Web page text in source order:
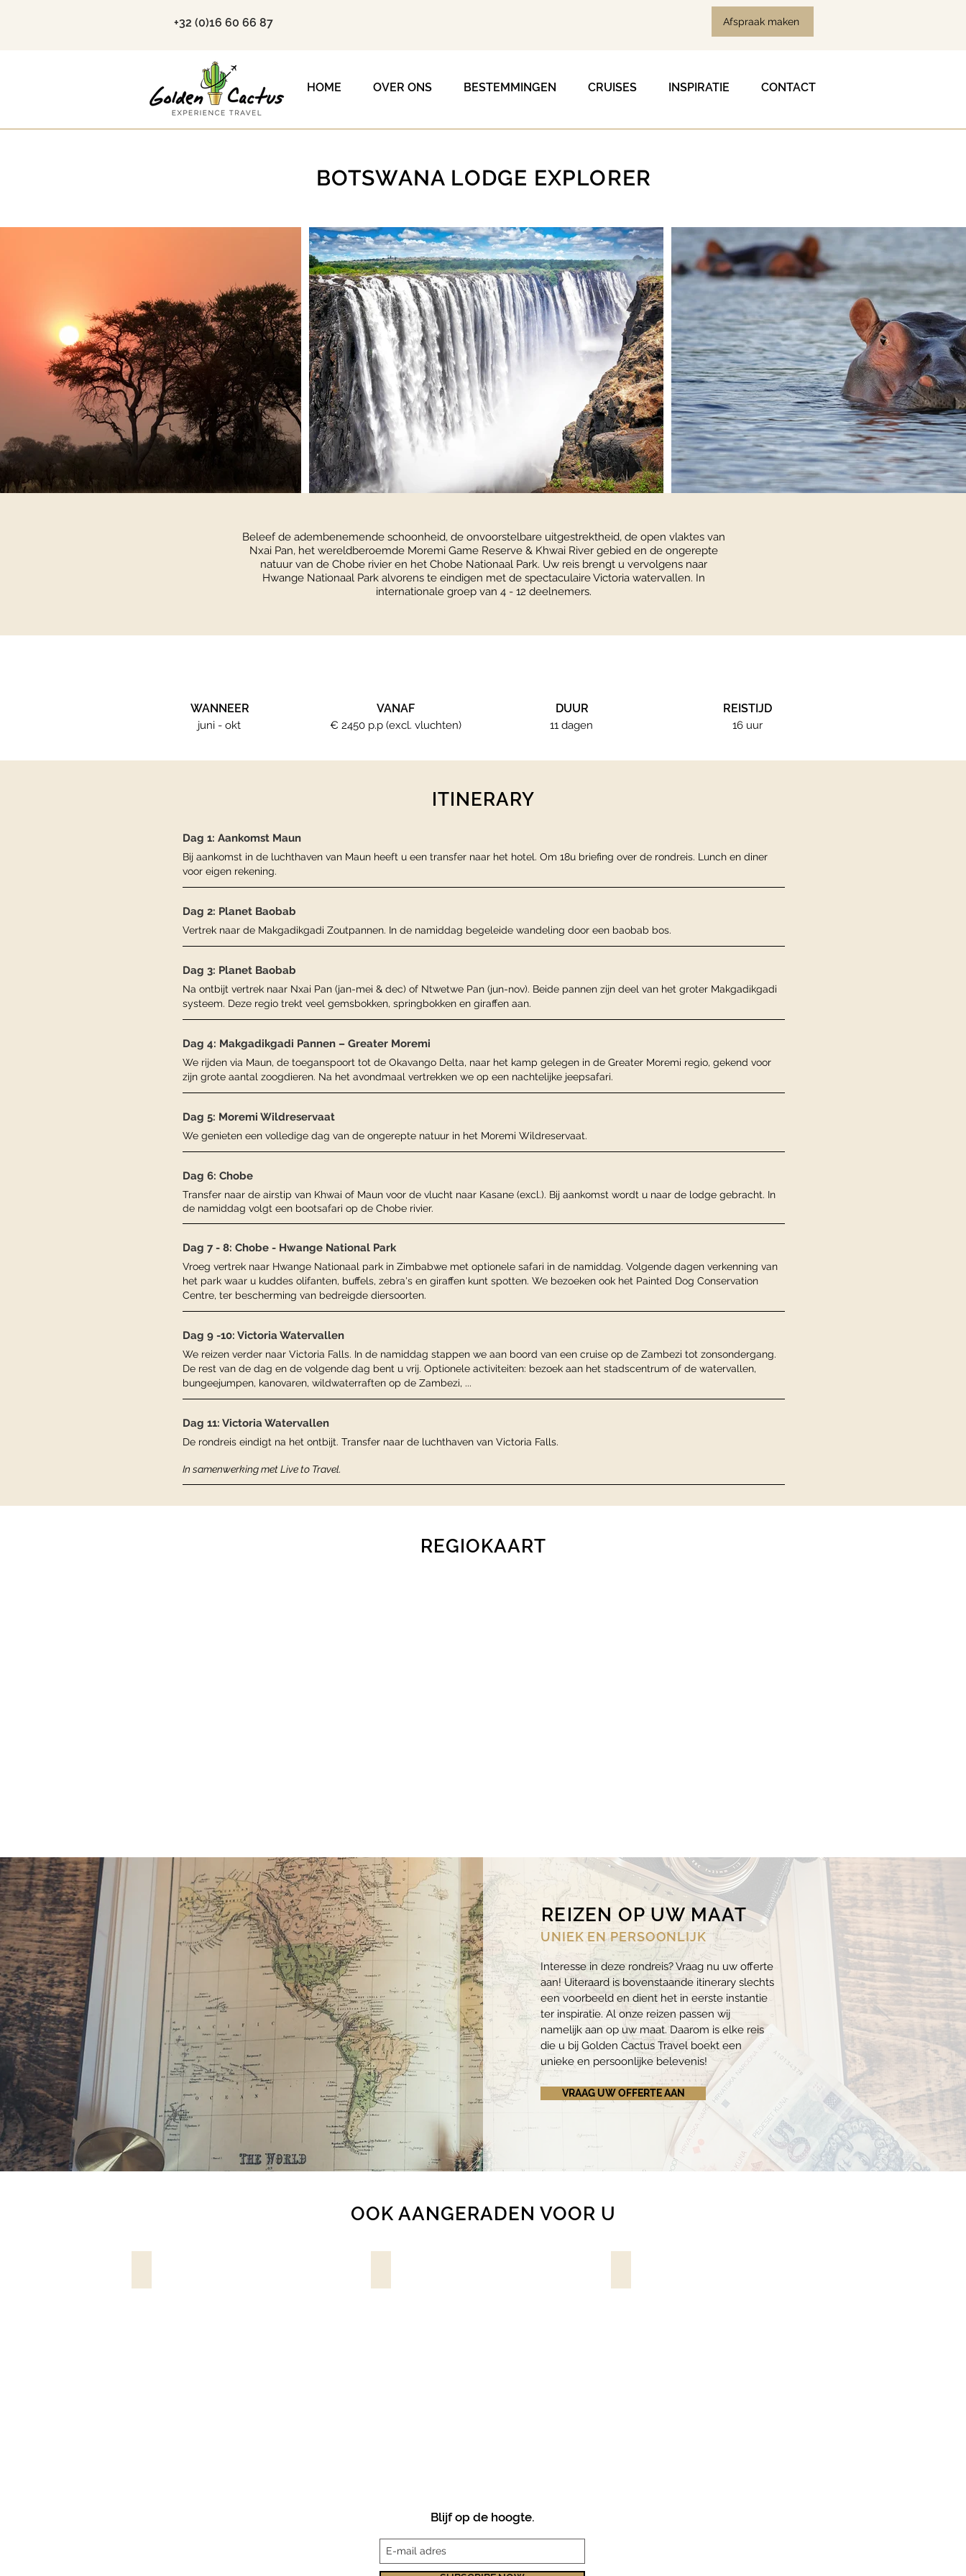
+32 (0)16 60 66 87 Afspraak maken
HOME OVER ONS BESTEMMINGEN CRUISES INSPIRATIE CONTACT
BOTSWANA LODGE EXPLORER
Beleef de adembenemende schoonheid, de onvoorstelbare uitgestrektheid, de open vlaktes van
Nxai Pan, het wereldberoemde Moremi Game Reserve & Khwai River gebied en de ongerepte
natuur van de Chobe rivier en het Chobe Nationaal Park. Uw reis brengt u vervolgens naar
Hwange Nationaal Park alvorens te eindigen met de spectaculaire Victoria watervallen. In
internationale groep van 4 - 12 deelnemers.
WANNEER
juni - okt
VANAF
€ 2450 p.p (excl. vluchten)
DUUR
11 dagen
REISTIJD
16 uur
ITINERARY
Dag 1: Aankomst Maun
Bij aankomst in de luchthaven van Maun heeft u een transfer naar het hotel. Om 18u briefing over de rondreis. Lunch en diner
voor eigen rekening.
Dag 2: Planet Baobab
Vertrek naar de Makgadikgadi Zoutpannen. In de namiddag begeleide wandeling door een baobab bos.
Dag 3: Planet Baobab
Na ontbijt vertrek naar Nxai Pan (jan-mei & dec) of Ntwetwe Pan (jun-nov). Beide pannen zijn deel van het groter Makgadikgadi
systeem. Deze regio trekt veel gemsbokken, springbokken en giraffen aan.
Dag 4: Makgadikgadi Pannen – Greater Moremi
We rijden via Maun, de toeganspoort tot de Okavango Delta, naar het kamp gelegen in de Greater Moremi regio, gekend voor
zijn grote aantal zoogdieren. Na het avondmaal vertrekken we op een nachtelijke jeepsafari.
Dag 5: Moremi Wildreservaat
We genieten een volledige dag van de ongerepte natuur in het Moremi Wildreservaat.
Dag 6: Chobe
Transfer naar de airstip van Khwai of Maun voor de vlucht naar Kasane (excl.). Bij aankomst wordt u naar de lodge gebracht. In
de namiddag volgt een bootsafari op de Chobe rivier.
Dag 7 - 8: Chobe - Hwange National Park
Vroeg vertrek naar Hwange Nationaal park in Zimbabwe met optionele safari in de namiddag. Volgende dagen verkenning van
het park waar u kuddes olifanten, buffels, zebra's en giraffen kunt spotten. We bezoeken ook het Painted Dog Conservation
Centre, ter bescherming van bedreigde diersoorten.
Dag 9 -10: Victoria Watervallen
We reizen verder naar Victoria Falls. In de namiddag stappen we aan boord van een cruise op de Zambezi tot zonsondergang.
De rest van de dag en de volgende dag bent u vrij. Optionele activiteiten: bezoek aan het stadscentrum of de watervallen,
bungeejumpen, kanovaren, wildwaterraften op de Zambezi, ...
Dag 11: Victoria Watervallen
De rondreis eindigt na het ontbijt. Transfer naar de luchthaven van Victoria Falls.
In samenwerking met Live to Travel.
REGIOKAART
REIZEN OP UW MAAT
UNIEK EN PERSOONLIJK
Interesse in deze rondreis? Vraag nu uw offerte
aan! Uiteraard is bovenstaande itinerary slechts
een voorbeeld en dient het in eerste instantie
ter inspiratie. Al onze reizen passen wij
namelijk aan op uw maat. Daarom is elke reis
die u bij Golden Cactus Travel boekt een
unieke en persoonlijke belevenis!
VRAAG UW OFFERTE AAN
OOK AANGERADEN VOOR U
Blijf op de hoogte.